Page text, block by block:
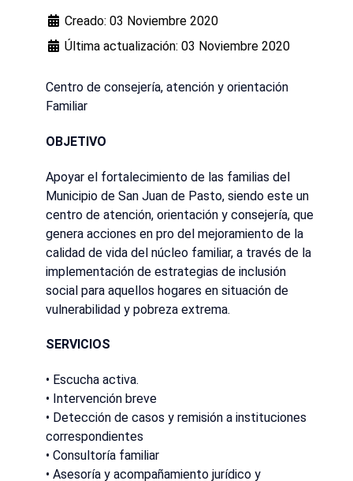
Creado: 03 Noviembre 2020
Última actualización: 03 Noviembre 2020
Centro de consejería, atención y orientación
Familiar
OBJETIVO
Apoyar el fortalecimiento de las familias del
Municipio de San Juan de Pasto, siendo este un
centro de atención, orientación y consejería, que
genera acciones en pro del mejoramiento de la
calidad de vida del núcleo familiar, a través de la
implementación de estrategias de inclusión
social para aquellos hogares en situación de
vulnerabilidad y pobreza extrema.
SERVICIOS
• Escucha activa.
• Intervención breve
• Detección de casos y remisión a instituciones
correspondientes
• Consultoría familiar
• Asesoría y acompañamiento jurídico y